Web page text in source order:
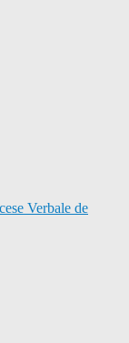
Verbale de